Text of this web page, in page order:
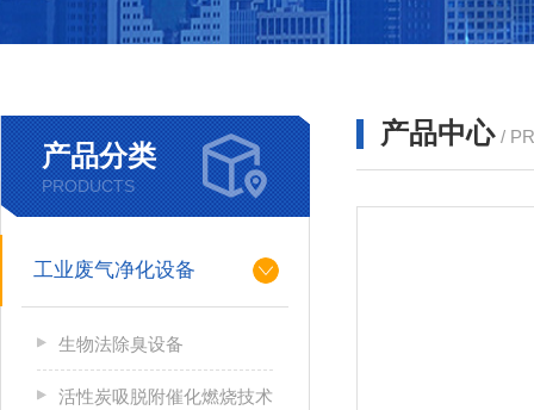
产品分类
PRODUCTS
工业废气净化设备
生物法除臭设备
活性炭吸脱附催化燃烧技术
产品中心 /